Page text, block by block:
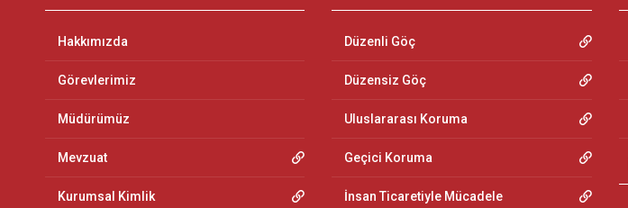
Hakkımızda
Görevlerimiz
Müdürümüz
Mevzuat
Kurumsal Kimlik
Düzenli Göç
Düzensiz Göç
Uluslararası Koruma
Geçici Koruma
İnsan Ticaretiyle Mücadele